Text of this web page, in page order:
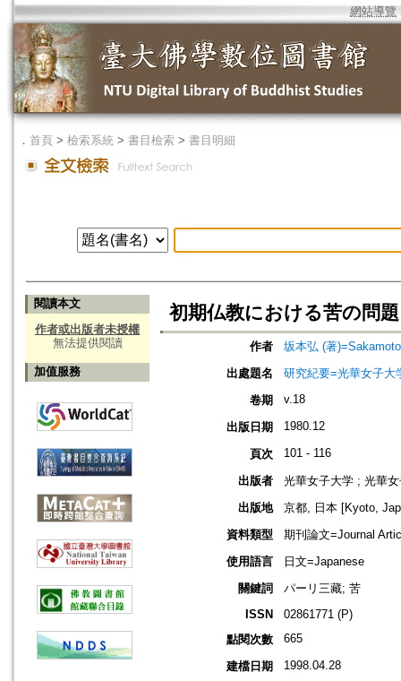
網站導覽
． 首頁 > 檢索系統 > 書目檢索 > 書目明細
閱讀本文
作者或出版者未授權
無法提供閱讀
加值服務
初期仏教における苦の問題
作者
坂本弘 (著
出處題名
研究紀要=光華女子大
卷期
v.18
出版日期 1980.12
頁次 101 - 116
出版者
光華女子大学 ; 光華
出版地
京都, 日本 [Kyoto,
資料類型
期刊論文=Journal
使用語言
日文=Japanese
關鍵詞
パーリ三藏; 苦
ISSN
02861771 (P)
點閱次數
665
建檔日期 1998.04.28